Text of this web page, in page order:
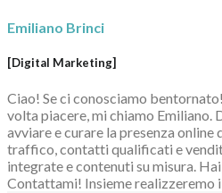
Emiliano Brinci
[Digital Marketing]
Ciao! Se ci conosciamo
volta piacere, mi chiamo Emiliano.
avviare e curare la presenza online
traffico, contatti qualificati e
integrate e contenuti su misura.
Contattami! Insieme realizzeremo